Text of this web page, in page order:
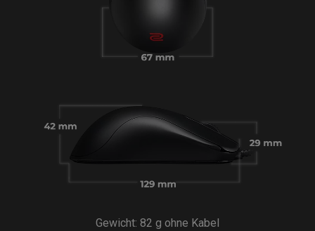
Gewicht: 82 g ohne Kabel